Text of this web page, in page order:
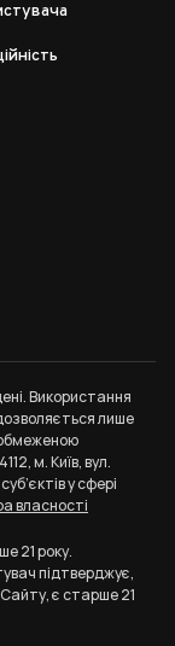
Використання
лише
м. Київ, вул.
у сфері
власності
21 року.
підтверджує,
є старше 21